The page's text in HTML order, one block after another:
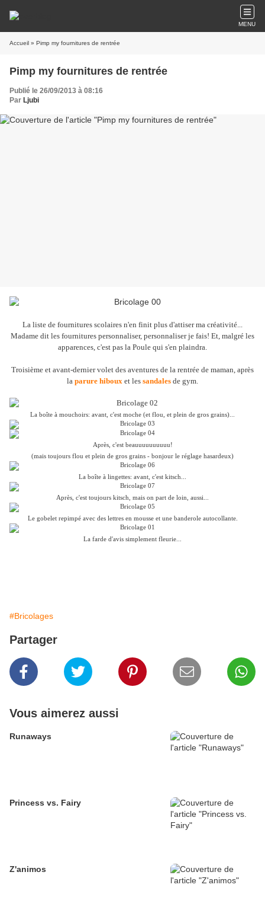
MENU
Accueil » Pimp my fournitures de rentrée
Pimp my fournitures de rentrée
Publié le 26/09/2013 à 08:16
Par Ljubi
La liste de fournitures scolaires n'en finit plus d'attiser ma créativité...
Madame dit les fournitures personnaliser, personnaliser je fais! Et, malgré les
apparences, c'est pas la Poule qui s'en plaindra.
Troisième et avant-dernier volet des aventures de la rentrée de maman, après
la parure hiboux et les sandales de gym.
La boîte à mouchoirs: avant, c'est moche (et flou, et plein de gros grains)...
Après, c'est beauuuuuuuuuu!
(mais toujours flou et plein de gros grains - bonjour le réglage hasardeux)
La boîte à lingettes: avant, c'est kitsch...
Après, c'est toujours kitsch, mais on part de loin, aussi...
Le gobelet repimpé avec des lettres en mousse et une banderole autocollante.
La farde d'avis simplement fleurie...
#Bricolages
Partager
Vous aimerez aussi
Runaways
Princess vs. Fairy
Z'animos